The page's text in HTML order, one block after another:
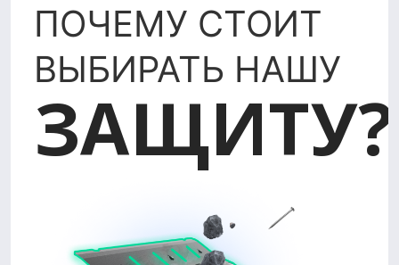
ПОЧЕМУ СТОИТ
ВЫБИРАТЬ НАШУ
ЗАЩИТУ?